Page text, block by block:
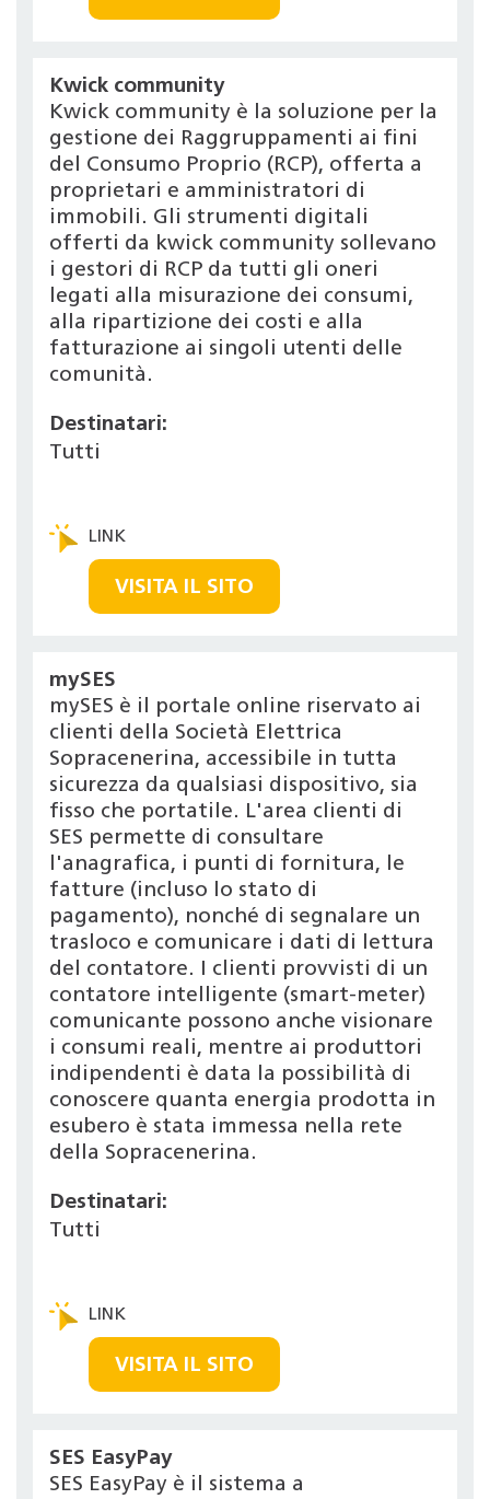
Kwick community
Kwick community è la soluzione per la
gestione dei Raggruppamenti ai fini
del Consumo Proprio (RCP), offerta a
proprietari e amministratori di
immobili. Gli strumenti digitali
offerti da kwick community sollevano
i gestori di RCP da tutti gli oneri
legati alla misurazione dei consumi,
alla ripartizione dei costi e alla
fatturazione ai singoli utenti delle
comunità.
Destinatari:
Tutti
VISITA IL SITO
mySES
mySES è il portale online riservato ai
clienti della Società Elettrica
Sopracenerina, accessibile in tutta
sicurezza da qualsiasi dispositivo, sia
fisso che portatile. L'area clienti di
SES permette di consultare
l'anagrafica, i punti di fornitura, le
fatture (incluso lo stato di
pagamento), nonché di segnalare un
trasloco e comunicare i dati di lettura
del contatore. I clienti provvisti di un
contatore intelligente (smart-meter)
comunicante possono anche visionare
i consumi reali, mentre ai produttori
indipendenti è data la possibilità di
conoscere quanta energia prodotta in
esubero è stata immessa nella rete
della Sopracenerina.
Destinatari:
Tutti
VISITA IL SITO
SES EasyPay
SES EasyPay è il sistema a